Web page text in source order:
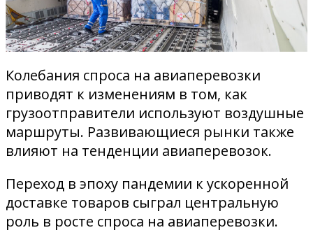
Колебания спроса на авиаперевозки
приводят к изменениям в том, как
грузоотправители используют воздушные
маршруты. Развивающиеся рынки также
влияют на тенденции авиаперевозок.
Переход в эпоху пандемии к ускоренной
доставке товаров сыграл центральную
роль в росте спроса на авиаперевозки.